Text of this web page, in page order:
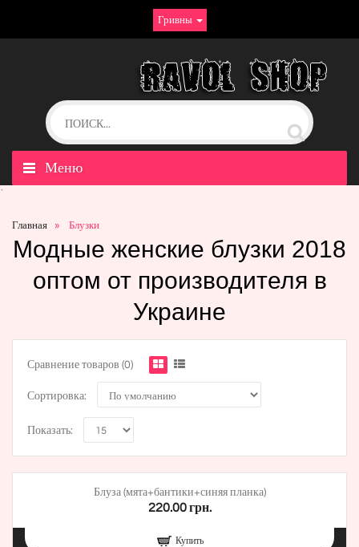
Гривны
Меню
`
Главная Блузки
Модные женские блузки 2018
оптом от производителя в
Украине
Сравнение товаров (0)
Сортировка:
Показать:
Блуза (мята+бантики+синяя планка)
220.00 грн.
Купить